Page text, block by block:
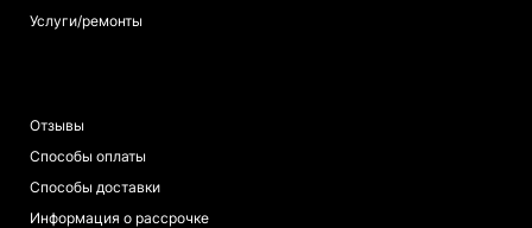
Услуги/ремонты
Отзывы
Способы оплаты
Способы доставки
Информация о рассрочке